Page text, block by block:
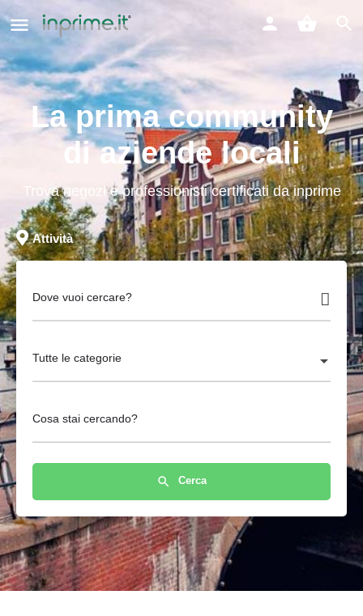
La prima community
di aziende locali
Trova negozi e professionisti certificati da inprime
Attività
Dove vuoi cercare?
Tutte le categorie
Cosa stai cercando?
Cerca